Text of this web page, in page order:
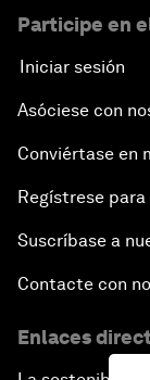
Participe en
Iniciar sesión
Asóciese con
Conviértase en
Regístrese
Suscríbase a
Contacte con
Enlaces